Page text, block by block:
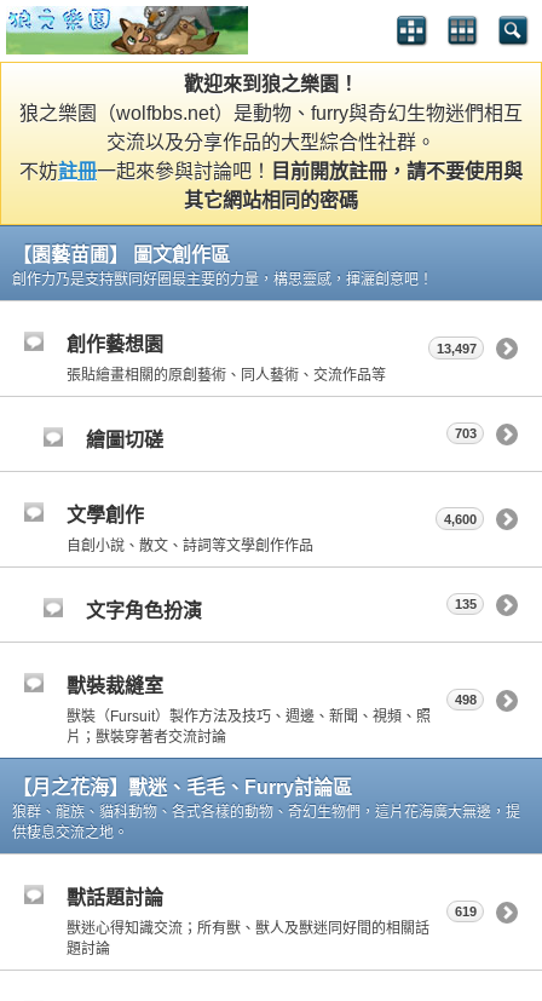
歡迎來到狼之樂園！
狼之樂園（wolfbbs.net）是動物、furry與奇幻生物迷們相互
交流以及分享作品的大型綜合性社群。
不妨註冊一起來參與討論吧！
目前開放註冊，請不要使用與
其它網站相同的密碼
【園藝苗圃】 圖文創作區
創作力乃是支持獸同好圈最主要的力量，構思靈感，揮灑創意吧！
創作藝想園
張貼繪畫相關的原創藝術、同人藝術、交流作品等
13,497
繪圖切磋 703
文學創作
自創小說、散文、詩詞等文學創作作品
4,600
文字角色扮演 135
獸裝裁縫室
獸裝（Fursuit）製作方法及技巧、週邊、新聞、視頻、照
片；獸裝穿著者交流討論
498
【月之花海】獸迷、毛毛、Furry討論區
狼群、龍族、貓科動物、各式各樣的動物、奇幻生物們，這片花海廣大無邊，提
供棲息交流之地。
獸話題討論
獸迷心得知識交流；所有獸、獸人及獸迷同好間的相關話
題討論
619